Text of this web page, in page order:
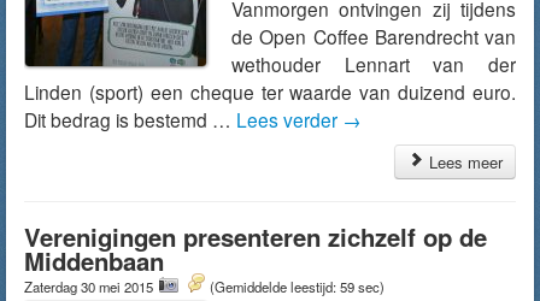
Vanmorgen ontvingen zij tijdens
de Open Coffee Barendrecht van
wethouder Lennart van der
Linden (sport) een cheque ter waarde van duizend euro.
Dit bedrag is bestemd … Lees verder →
Lees meer
Verenigingen presenteren zichzelf op de
Middenbaan
Zaterdag 30 mei 2015 (Gemiddelde leestijd: 59 sec)